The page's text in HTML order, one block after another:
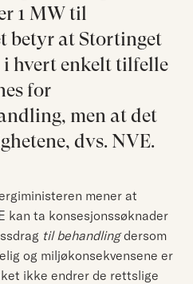
1 MW til
betyr at Stortinget
hvert enkelt tilfelle
for
men at det
dvs. NVE.
mener at
kan ta konsesjonssøknader
til behandlingdersom
og miljøkonsekvensene er
ikke endrer de rettslige